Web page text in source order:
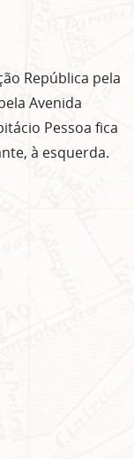
República pela
Avenida
Pessoa fica
à esquerda.